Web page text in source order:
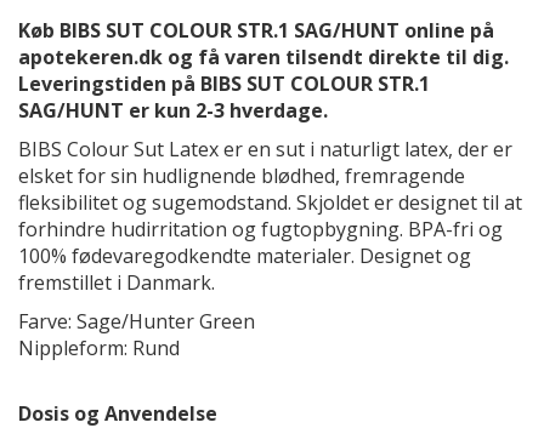
Køb BIBS SUT COLOUR STR.1 SAG/HUNT online på
apotekeren.dk og få varen tilsendt direkte til dig.
Leveringstiden på BIBS SUT COLOUR STR.1
SAG/HUNT er kun 2-3 hverdage.
BIBS Colour Sut Latex er en sut i naturligt latex, der er
elsket for sin hudlignende blødhed, fremragende
fleksibilitet og sugemodstand. Skjoldet er designet til at
forhindre hudirritation og fugtopbygning. BPA-fri og
100% fødevaregodkendte materialer. Designet og
fremstillet i Danmark.
Farve: Sage/Hunter Green
Nippleform: Rund
Dosis og Anvendelse